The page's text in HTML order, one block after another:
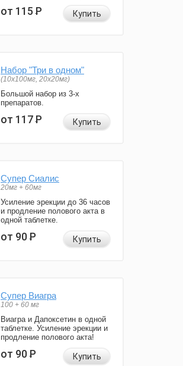
от 115Р Купить
Набор "Три в одном"
(10x100мг, 20x20мг)
Большой набор из 3-х
препаратов.
от 117Р Купить
Супер Сиалис
20мг + 60мг
Усиление эрекции до 36 часов
и продление полового акта в
одной таблетке.
от 90Р Купить
Супер Виагра
100 + 60 мг
Виагра и Дапоксетин в одной
таблетке. Усиление эрекции и
продление полового акта!
от 90Р Купить